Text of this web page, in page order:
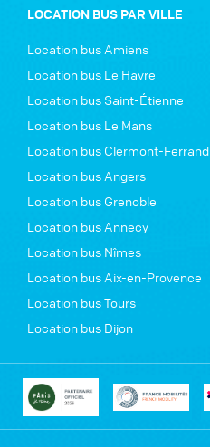
LOCATION BUS PAR VILLE
Location bus Amiens
Location bus Le Havre
Location bus Saint-Étienne
Location bus Le Mans
Location bus Clermont-Ferrand
Location bus Angers
Location bus Grenoble
Location bus Annecy
Location bus Nîmes
Location bus Aix-en-Provence
Location bus Tours
Location bus Dijon